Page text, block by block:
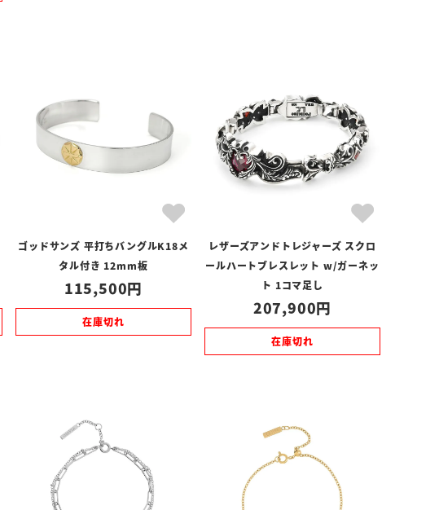
ゴッドサンズ 平打ちバングルK18メ
タル付き 12mm板
115,500
在庫切れ
レザーズアンドトレジャーズ スクロ
ールハートブレスレット w/ガーネッ
ト 1コマ足し
207,900
在庫切れ